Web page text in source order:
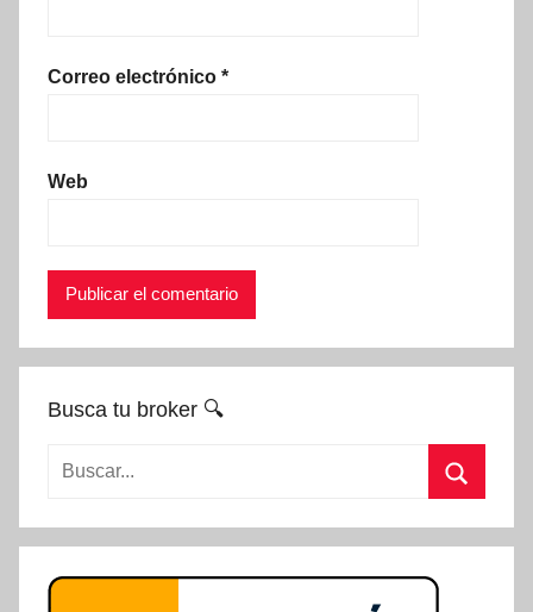
Correo electrónico *
Web
Busca tu broker 🔍
Buscar: